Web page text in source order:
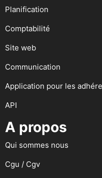
Planification
Comptabilité
Site web
Communication
Application pour les
API
A propos
Qui sommes nous
Cgu / Cgv